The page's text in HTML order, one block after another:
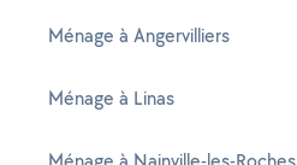
Ménage à Angervilliers
Ménage à Linas